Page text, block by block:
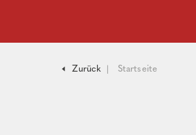
Zurück Startseite